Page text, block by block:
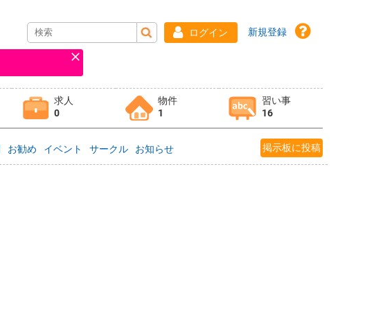
ログイン 新規登録
求人
0
物件
1
習い事
16
お勧め イベント サークル お知らせ 掲示板に投稿